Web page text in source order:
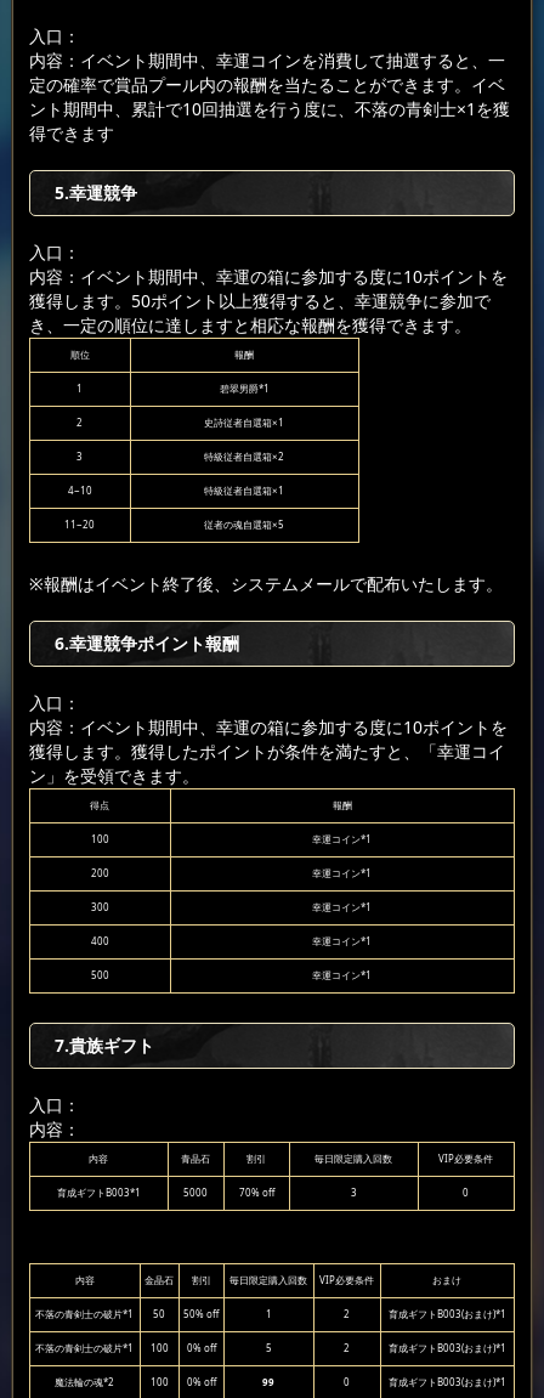
入口：
内容：イベント期間中、幸運コインを消費して抽選すると、一
定の確率で賞品プール内の報酬を当たることができます。イベ
ント期間中、累計で10回抽選を行う度に、不落の青剣士×1を獲
得できます
5.幸運競争
入口：
内容：イベント期間中、幸運の箱に参加する度に10ポイントを
獲得します。50ポイント以上獲得すると、幸運競争に参加で
き、一定の順位に達しますと相応な報酬を獲得できます。
順位 報酬
1 碧翠男爵*1
2 史詩従者自選箱×1
3 特級従者自選箱×2
4~10 特級従者自選箱×1
11~20 従者の魂自選箱×5
※報酬はイベント終了後、システムメールで配布いたします。
6.幸運競争ポイント報酬
入口：
内容：イベント期間中、幸運の箱に参加する度に10ポイントを
獲得します。獲得したポイントが条件を満たすと、「幸運コイ
ン」を受領できます。
得点 報酬
100 幸運コイン*1
200 幸運コイン*1
300 幸運コイン*1
400 幸運コイン*1
500 幸運コイン*1
7.貴族ギフト
入口：
内容：
内容 青晶石 割引 毎日限定購入回数 VIP必要条件
育成ギフトB003*1 5000 70% off 3 0
内容 金晶石 割引 毎日限定購入回数 VIP必要条件 おまけ
不落の青剣士の破片*1 50 50% off 1 2 育成ギフトB003(おまけ)*1
不落の青剣士の破片*1 100 0% off 5 2 育成ギフトB003(おまけ)*1
魔法輪の魂*2 100 0% off 99 0 育成ギフトB003(おまけ)*1